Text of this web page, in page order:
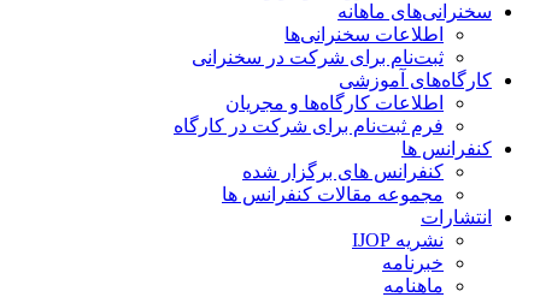
سخنرانی‌های ماهانه
اطلاعات سخنرانی‌‌ها
ثبت‌نام برای شرکت در سخنرانی
کارگاه‌های آموزشی
اطلاعات کارگاه‌ها و مجریان
فرم ثبت‌نام برای شرکت در کارگاه
کنفرانس ها
کنفرانس های برگزار شده
مجموعه مقالات کنفرانس ها
انتشارات
نشریه IJOP
خبرنامه
ماهنامه